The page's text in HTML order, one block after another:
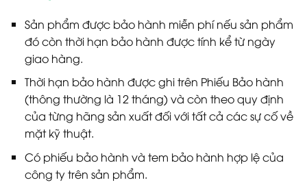
Sản phẩm được bảo hành miễn phí nếu sản phẩm
đó còn thời hạn bảo hành được tính kể từ ngày
giao hàng.
Thời hạn bảo hành được ghi trên Phiếu Bảo hành
(thông thường là 12 tháng) và còn theo quy định
của từng hãng sản xuất đối với tất cả các sự cố về
mặt kỹ thuật.
Có phiếu bảo hành và tem bảo hành hợp lệ của
công ty trên sản phẩm.